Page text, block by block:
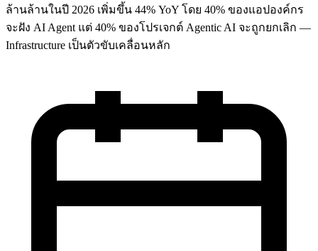
ล้านล้านในปี 2026 เพิ่มขึ้น 44% YoY โดย 40% ของแอปองค์กร
จะฝัง AI Agent แต่ 40% ของโปรเจกต์ Agentic AI จะถูกยกเลิก —
Infrastructure เป็นตัวขับเคลื่อนหลัก